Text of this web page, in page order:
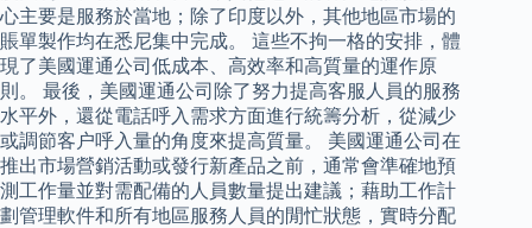
心主要是服務於當地；除了印度以外，其他地區市場的
賬單製作均在悉尼集中完成。 這些不拘一格的安排，體
現了美國運通公司低成本、高效率和高質量的運作原
則。 最後，美國運通公司除了努力提高客服人員的服務
水平外，還從電話呼入需求方面進行統籌分析，從減少
或調節客户呼入量的角度來提高質量。 美國運通公司在
推出市場營銷活動或發行新產品之前，通常會準確地預
測工作量並對需配備的人員數量提出建議；藉助工作計
劃管理軟件和所有地區服務人員的閒忙狀態，實時分配